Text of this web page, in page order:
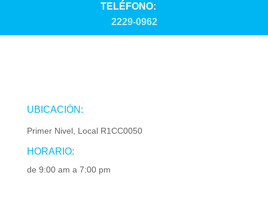
TELÉFONO:
2229-0962
UBICACIÓN:
Primer Nivel, Local R1CC0050
HORARIO:
de 9:00 am a 7:00 pm